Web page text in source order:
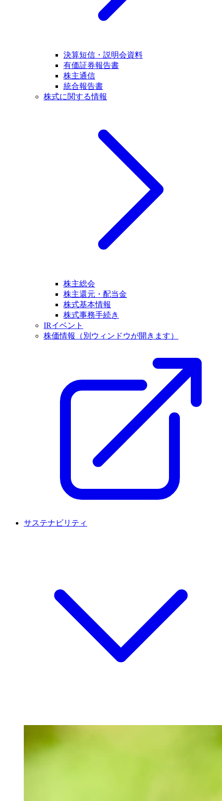
決算短信・説明会資料
有価証券報告書
株主通信
統合報告書
株式に関する情報
株主総会
株主還元・配当金
株式基本情報
株式事務手続き
IRイベント
株価情報
（別ウィンドウが開きます）
サステナビリティ